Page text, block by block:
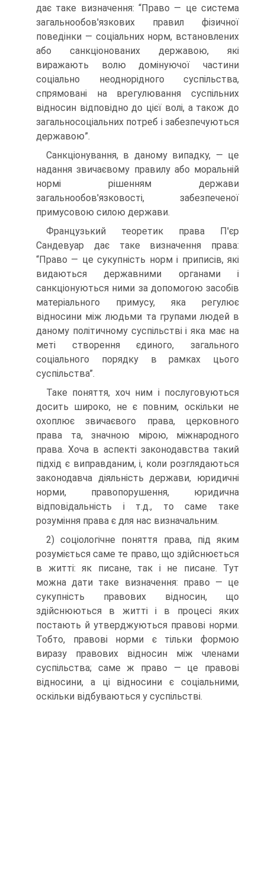
дає таке визначення: “Право — це система
загальнообов'язкових правил фізичної
поведінки — соціальних норм, встановлених
або санкціонованих державою, які
виражають волю домінуючої частини
соціально неоднорідного суспільства,
спрямовані на врегулювання суспільних
відносин відповідно до цієї волі, а також до
загальносоціальних потреб і забезпечуються
державою”.
Санкціонування, в даному випадку, — це
надання звичаєвому правилу або моральній
нормі рішенням держави
загальнообов'язковості, забезпеченої
примусовою силою держави.
Французький теоретик права П'єр
Сандевуар дає таке визначення права:
“Право — це сукупність норм і приписів, які
видаються державними органами і
санкціонуються ними за допомогою засобів
матеріального примусу, яка регулює
відносини між людьми та групами людей в
даному політичному суспільстві і яка має на
меті створення єдиного, загального
соціального порядку в рамках цього
суспільства”.
Таке поняття, хоч ним і послуговуються
досить широко, не є повним, оскільки не
охоплює звичаєвого права, церковного
права та, значною мірою, міжнародного
права. Хоча в аспекті законодавства такий
підхід є виправданим, і, коли розглядаються
законодавча діяльність держави, юридичні
норми, правопорушення, юридична
відповідальність і т.д., то саме таке
розуміння права є для нас визначальним.
2) соціологічне поняття права, під яким
розуміється саме те право, що здійснюється
в житті: як писане, так і не писане. Тут
можна дати таке визначення: право — це
сукупність правових відносин, що
здійснюються в житті і в процесі яких
постають й утверджуються правові норми.
Тобто, правові норми є тільки формою
виразу правових відносин між членами
суспільства; саме ж право — це правові
відносини, а ці відносини є соціальними,
оскільки відбуваються у суспільстві.